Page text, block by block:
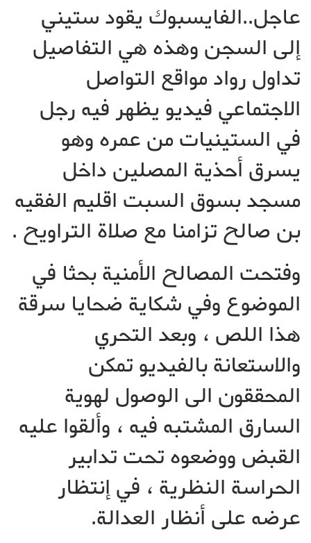
عاجل..الفايسبوك يقود ستيني
إلى السجن وهذه هي التفاصيل
تداول رواد مواقع التواصل
الاجتماعي فيديو يظهر فيه رجل
في الستينيات من عمره وهو
يسرق أحذية المصلين داخل
مسجد بسوق السبت اقليم الفقيه
بن صالح تزامنا مع صلاة التراويح .
وفتحت المصالح الأمنية بحثا في
الموضوع وفي شكاية ضحايا سرقة
هذا اللص ، وبعد التحري
والاستعانة بالفيديو تمكن
المحققون الى الوصول لهوية
السارق المشتبه فيه ، وألقوا عليه
القبض ووضعوه تحت تدابير
الحراسة النظرية ، في إنتظار
عرضه على أنظار العدالة.